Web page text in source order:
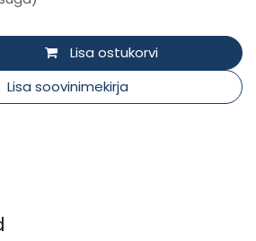
Lisa ostukorvi
Lisa soovinimekirja